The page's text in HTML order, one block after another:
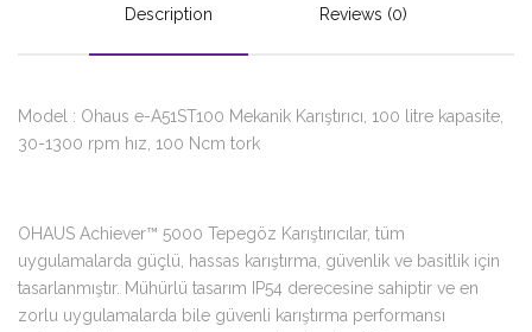
Description Reviews (0)
Model : Ohaus e-A51ST100 Mekanik Karıştırıcı, 100 litre kapasite,
30-1300 rpm hız, 100 Ncm tork
OHAUS Achiever™ 5000 Tepegöz Karıştırıcılar, tüm
uygulamalarda güçlü, hassas karıştırma, güvenlik ve basitlik için
tasarlanmıştır. Mühürlü tasarım IP54 derecesine sahiptir ve en
zorlu uygulamalarda bile güvenli karıştırma performansı